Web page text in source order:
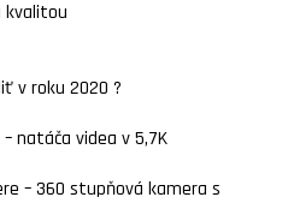
kvalitou
v roku 2020 ?
natáča videa v 5,7K
– 360 stupňová kamera s